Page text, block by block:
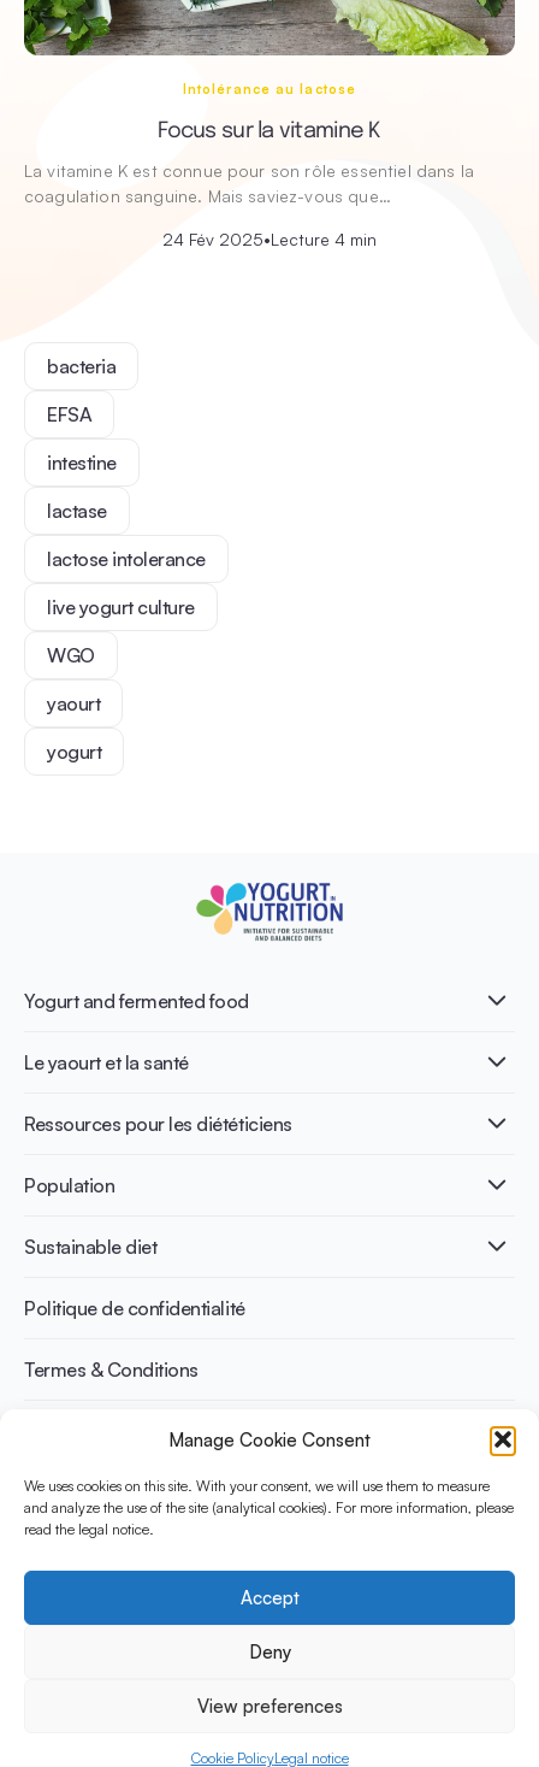
Manage Cookie Consent
We uses cookies on this site. With your consent, we will use them to measure
and analyze the use of the site (analytical cookies). For more information, please
read the legal notice.
Accept
Deny
View preferences
Cookie PolicyLegal notice
Intolérance au lactose
Focus sur la vitamine K
La vitamine K est connue pour son rôle essentiel dans la
coagulation sanguine. Mais saviez-vous que…
24 Fév 2025•Lecture 4 min
bacteria
EFSA
intestine
lactase
lactose intolerance
live yogurt culture
WGO
yaourt
yogurt
Yogurt and fermented food
Qu’est-ce que le yaourt ?
Nutri-dense food
Le yaourt et la santé
Healthy Diets & Lifestyle
Santé intestinale
Santé osseuse
Gestion du poids
Ressources pour les diététiciens
Publications
Infographics
Recettes
Population
Adulte
Sportif
Sustainable diet
Benefits for planet health
Benefits for human health
Politique de confidentialité
Termes & Conditions
YINI (The Yogurt in Nutrition Initiative) est financée par le
Danone Institute International. Elle vise à évaluer et partager les
preuves actuelles sur la place du yaourt dans les régimes
Social Media